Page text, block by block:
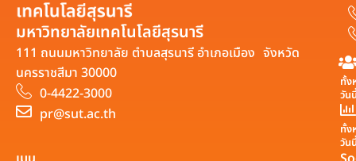
มหาวิทยาลัยเทคโนโลยีสุรนารี
111 ถนนมหาวิทยาลัย ตำบลสุรนารี อำเภอเมือง จังหวัด
นครราชสีมา 30000
0-4422-3000
pr@sut.ac.th
ทั้ง
วัน
ทั้ง
วัน